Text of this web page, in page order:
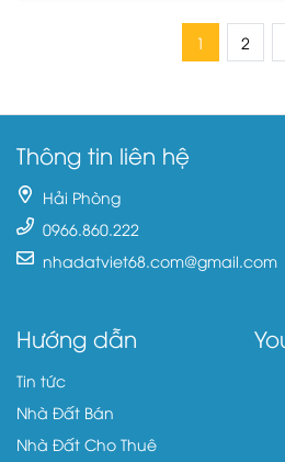
1 2
Thông tin liên hệ
Hải Phòng
0966.860.222
nhadatviet68.com@gmail.com
Hướng dẫn
Tin tức
Nhà Đất Bán
Nhà Đất Cho Thuê